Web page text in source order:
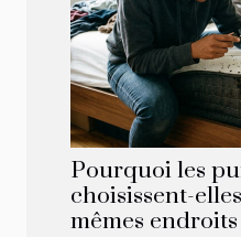
Pourquoi les
choisissent-
mêmes endroits